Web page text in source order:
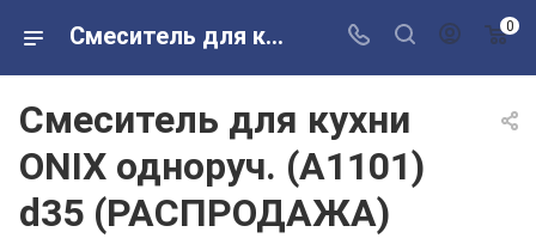
Смеситель для кухни ONIX одноруч. (A1101) d35 (РАСПРОДАЖА) в розничных магазинах Сантехторг 0
Смеситель для кухни
ONIX одноруч. (A1101)
d35 (РАСПРОДАЖА)